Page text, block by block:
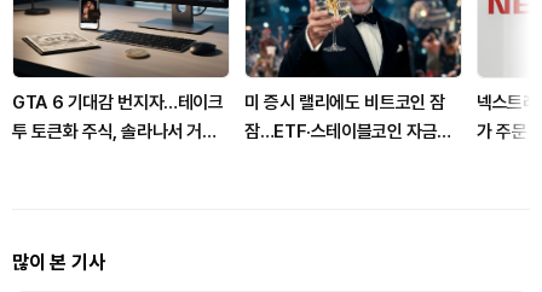
GTA 6 기대감 번지자…테이크
투 토큰화 주식, 솔라나서 거래
미 증시 랠리에도 비트코인 잠
잠…ETF·스테이블코인 자금이
넥스트
가 주문
많이 본 기사